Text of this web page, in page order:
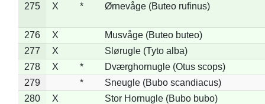
275
X * Ørnevåge (Buteo rufinus)
276 X
Musvåge (Buteo buteo)
277
X
Slørugle (Tyto alba)
278
X *
Dværghornugle (Otus scops)
279
*
Sneugle (Bubo scandiacus)
280
X
Stor Hornugle (Bubo bubo)